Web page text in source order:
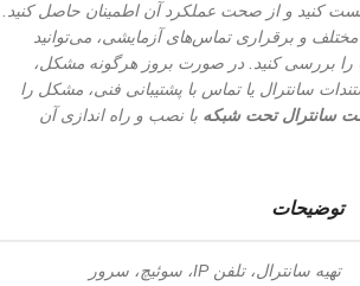
تست کنید و از صحت عملکرد آن اطمینان حاصل کنید.
و برقراری تماس‌های آزمایشی، می‌توانید
را بررسی کنید. در صورت بروز هرگونه مشکل،
سانترال یا تماس با پشتیبانی فنی، مشکل را
سانترال تحت شبکه با نصب و راه اندازی آن
توضیحات
تهیه سانترال، تلفن IP، سوئیچ، سرور